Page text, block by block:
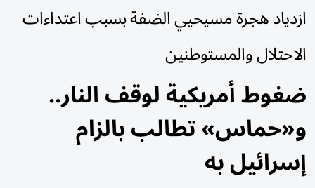
ازدياد هجرة مسيحيي الضفة بسبب اعتداءات
الاحتلال والمستوطنين
ضغوط أمريكية لوقف النار..
و«حماس» تطالب بالزام
إسرائيل به